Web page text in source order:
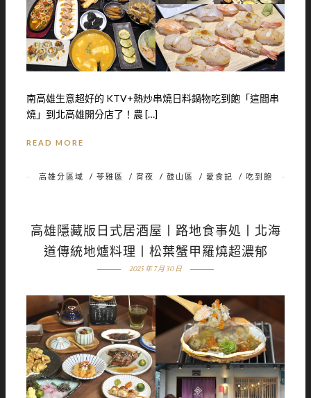
南高雄生意超好的 KTV+熱炒串燒日料鍋物吃到飽「這間串
燒」到北高雄開分店了！農 […]
READ MORE
高雄分區域 / 苓雅區 / 宵夜 / 鼓山區 / 愛食記 / 吃到飽
高雄隱藏版日式居酒屋丨路地食事処丨北海
道傳統地爐料理丨松葉蟹甲羅燒超濃郁
2025 年 7 月 30 日